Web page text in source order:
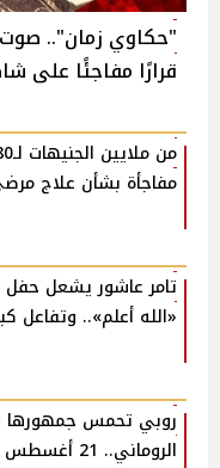
"حكاوي زمان"..
قرارًا مفاجئًا على
مفاجأة بشأن علاج
تامر عاشور يشعل حفل
«الله أعلم».. وتفاعل
روبي تحمس جمهورها
الروماني.. 21 أغسطس